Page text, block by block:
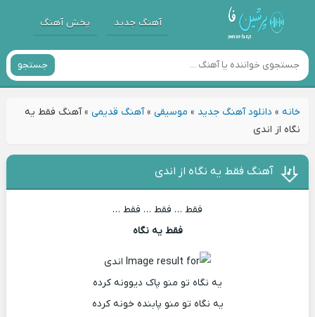
آهنگ جدید پخش آهنگ
جستجو
خانه» دانلود آهنگ جدید » موسیقی»آهنگ قدیمی»آهنگ فقط یه
نگاه از اندی
آهنگ فقط یه نگاه از اندی
فقط … فقط … فقط …
فقط یه نگاه
یه نگاه تو منو پاک دیوونه کرده
یه نگاه تو منو پابنده خونه کرده